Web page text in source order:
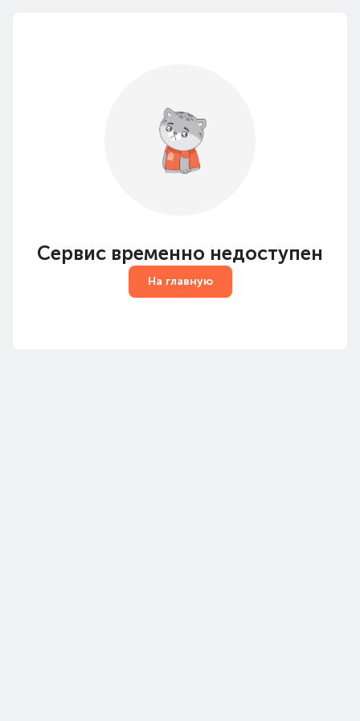
Сервис временно недоступен
На главную